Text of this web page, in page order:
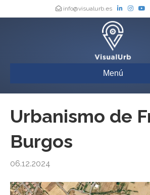
info@visualurb.es
Menú
Urbanismo de
Burgos
06.12.2024